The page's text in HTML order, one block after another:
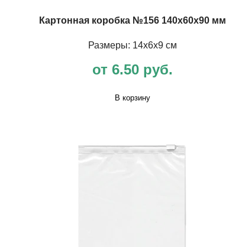
Картонная коробка №156 140х60х90 мм
Размеры: 14х6х9 см
от 6.50 руб.
В корзину